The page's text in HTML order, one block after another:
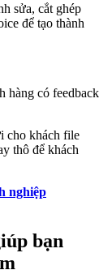
sửa, cắt ghép
để tạo thành
hàng có feedback
cho khách file
thô để khách
nghiệp
bạn